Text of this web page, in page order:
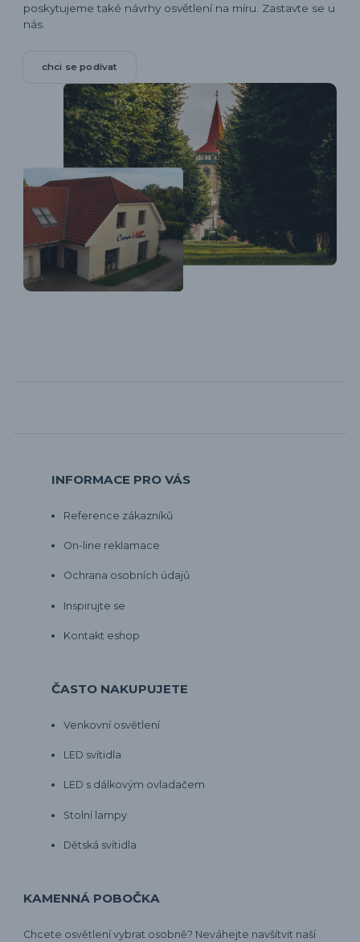
poskytujeme také návrhy osvětlení na míru. Zastavte se u
nás.
chci se podívat
INFORMACE PRO VÁS
Reference zákazníků
On-line reklamace
Ochrana osobních údajů
Inspirujte se
Kontakt eshop
ČASTO NAKUPUJETE
Venkovní osvětlení
LED svítidla
LED s dálkovým ovladačem
Stolní lampy
Dětská svítidla
KAMENNÁ POBOČKA
Chcete osvětlení vybrat osobně? Neváhejte navšítvit naší